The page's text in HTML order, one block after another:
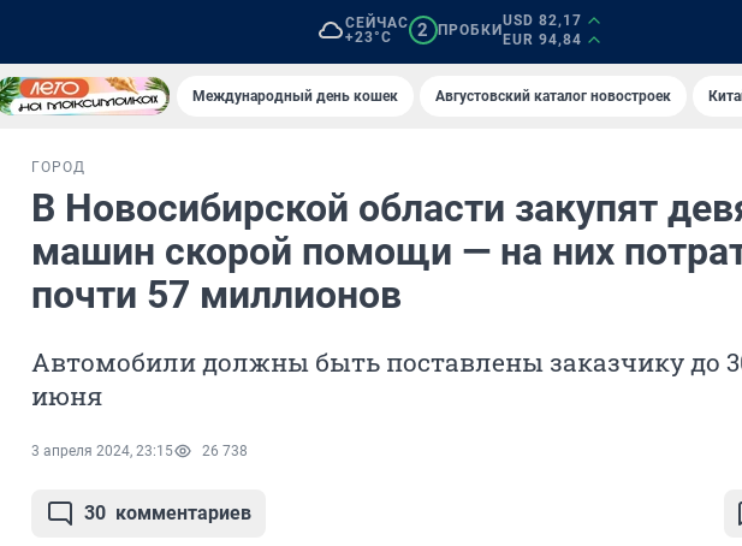
СЕЙЧАС
+23°C
2 ПРОБКИ
USD 82,17
EUR 94,84
Международный день кошек Августовский каталог новостроек
ГОРОД
В Новосибирской области закупят
машин скорой помощи — на них
почти 57 миллионов
Автомобили должны быть поставлены заказчику до
июня
3 апреля 2024, 23:15 26 738
30 комментариев